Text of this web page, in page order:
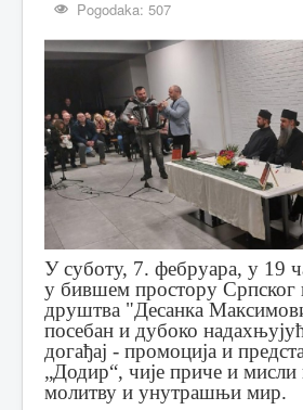
PISMA ČITALACA
IMPRESUM
Pogodaka: 507
У суботу, 7. фебруара, у 19
у бившем простору Српског
друштва "Десанка
посебан и дубоко
догађај - промоција и
„Додир“, чије приче и мисли
молитву и унутрашњи мир.